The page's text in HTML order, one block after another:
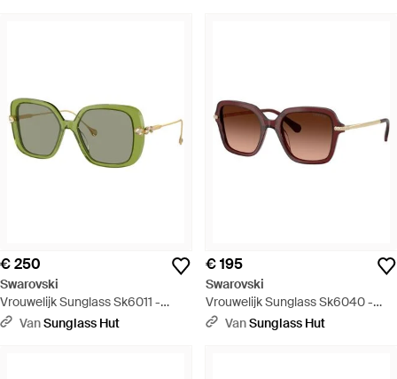
€ 250
Swarovski
Vrouwelijk Sunglass Sk6011 -
Groen
VanSunglass Hut
€ 195
Swarovski
Vrouwelijk Sunglass Sk6040 -
Zwart
VanSunglass Hut